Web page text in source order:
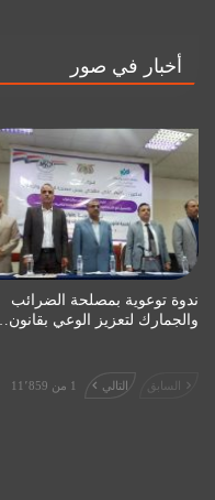
أخبار في صور
ندوة توعوية بمصلحة الضرائب
والجمارك لتعزيز الوعي بقانون…
السابق التالي 1 من 11٬859